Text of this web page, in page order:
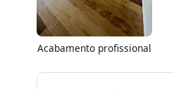
Acabamento profissional